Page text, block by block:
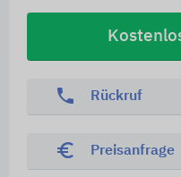
phone Rückruf
euro_symbol Preisanfrage